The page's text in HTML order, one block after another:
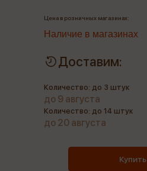
Цена в розничных магазинах:
Наличие в магазинах
Доставим:
Количество: до 3 штук
до 9 августа
Количество: до 14 штук
до 20 августа
Купить